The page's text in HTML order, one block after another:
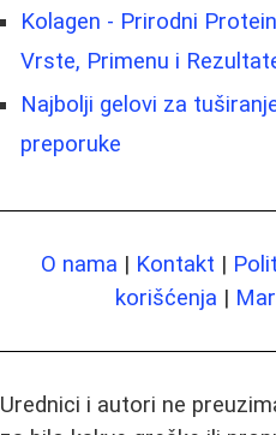
Kolagen - Prirodni
Vrste, Primenu i
Najbolji gelovi za
preporuke
O nama | Kontakt |
korišćenja |
Urednici i autori ne